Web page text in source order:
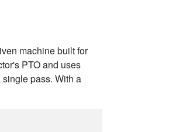
machine built for
PTO and uses
pass. With a